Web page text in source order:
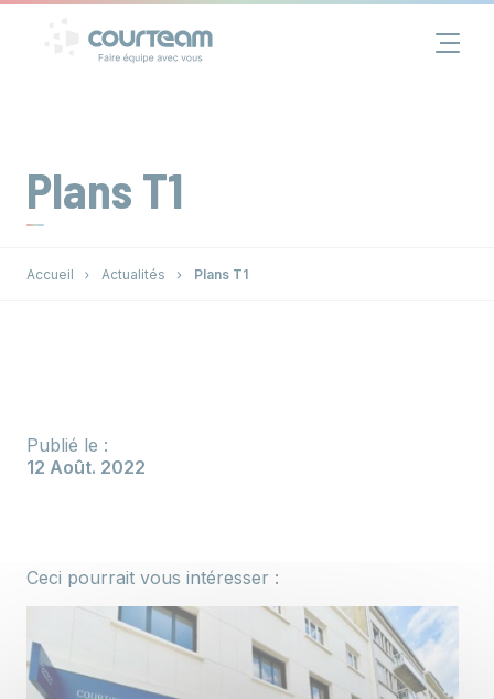
Groupe
Plans T1
Accueil Actualités Plans T1
Publié le :
12 Août. 2022
Ceci pourrait vous intéresser :
Panneau de gestion des cookies